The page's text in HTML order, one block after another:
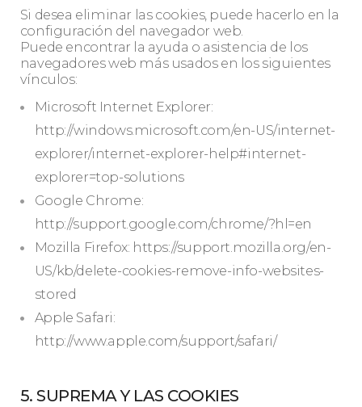
Si desea eliminar las cookies, puede hacerlo en la
configuración del navegador web.
Puede encontrar la ayuda o asistencia de los
navegadores web más usados en los siguientes
vínculos:
Microsoft Internet Explorer:
http://windows.microsoft.com/en-US/internet-
explorer/internet-explorer-help#internet-
explorer=top-solutions
Google Chrome:
http://support.google.com/chrome/?hl=en
Mozilla Firefox: https://support.mozilla.org/en-
US/kb/delete-cookies-remove-info-websites-
stored
Apple Safari:
http://www.apple.com/support/safari/
5. SUPREMA Y LAS COOKIES